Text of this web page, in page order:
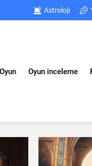
Astroloji
Oyun Oyun inceleme